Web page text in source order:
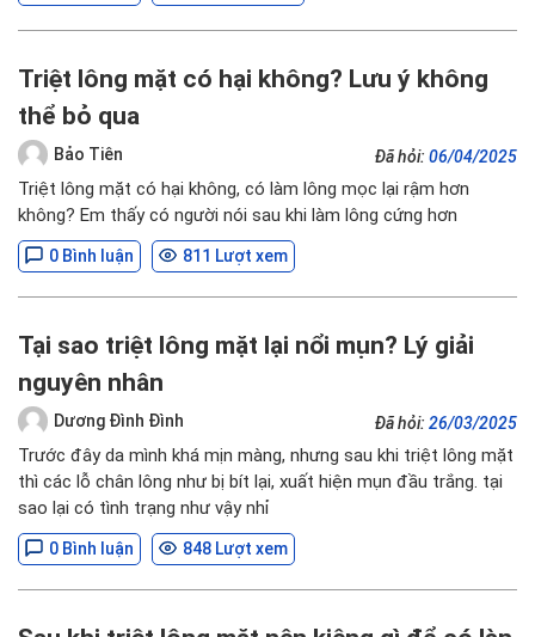
Triệt lông mặt có hại không? Lưu ý không
thể bỏ qua
Bảo Tiên Đã hỏi: 06/04/2025
Triệt lông mặt có hại không, có làm lông mọc lại rậm hơn
không? Em thấy có người nói sau khi làm lông cứng hơn
0 Bình luận 811 Lượt xem
Tại sao triệt lông mặt lại nổi mụn? Lý giải
nguyên nhân
Dương Đình Đình Đã hỏi: 26/03/2025
Trước đây da mình khá mịn màng, nhưng sau khi triệt lông mặt
thì các lỗ chân lông như bị bít lại, xuất hiện mụn đầu trắng. tại
sao lại có tình trạng như vậy nhỉ
0 Bình luận 848 Lượt xem